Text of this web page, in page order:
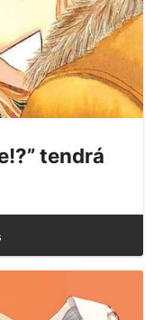
tendrá